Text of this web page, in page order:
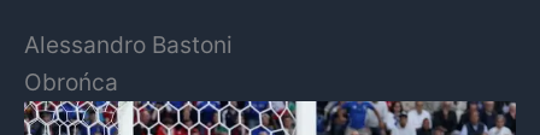
Alessandro Bastoni
Obrońca